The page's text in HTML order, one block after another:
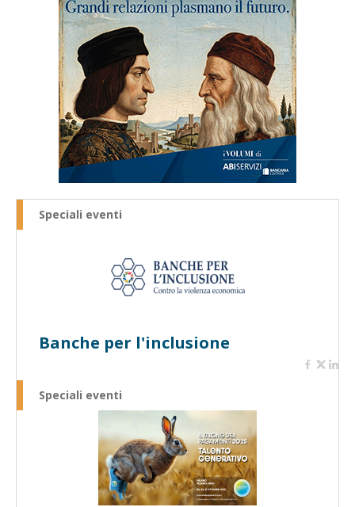
Speciali eventi
Banche per l'inclusione
Speciali eventi